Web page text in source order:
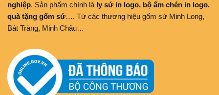
nghiệp. Sản phẩm chính là ly sứ in logo, bộ ấm chén in logo,
quà tặng gốm sứ…. Từ các thương hiệu gốm sứ Minh Long,
Bát Tràng, Minh Châu…